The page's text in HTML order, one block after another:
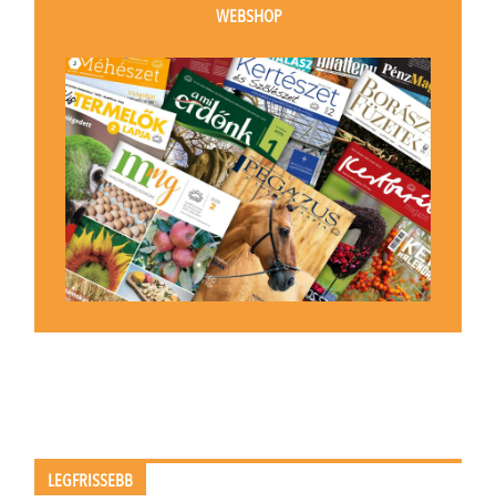
WEBSHOP
LEGFRISSEBB